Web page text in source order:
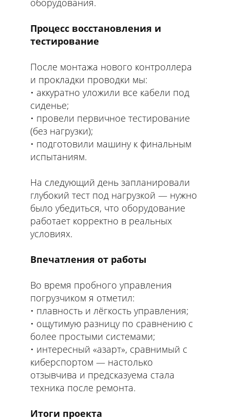
оборудования.
Процесс восстановления и
тестирование
После монтажа нового контроллера
и прокладки проводки мы:
аккуратно уложили все кабели под
сиденье;
провели первичное тестирование
(без нагрузки);
подготовили машину к финальным
испытаниям.
На следующий день запланировали
глубокий тест под нагрузкой — нужно
было убедиться, что оборудование
работает корректно в реальных
условиях.
Впечатления от работы
Во время пробного управления
погрузчиком я отметил:
плавность и лёгкость управления;
ощутимую разницу по сравнению с
более простыми системами;
интересный «азарт», сравнимый с
киберспортом — настолько
отзывчива и предсказуема стала
техника после ремонта.
Итоги проекта